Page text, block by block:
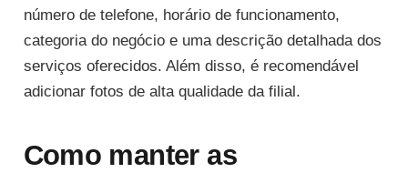
número de telefone, horário de funcionamento,
categoria do negócio e uma descrição detalhada dos
serviços oferecidos. Além disso, é recomendável
adicionar fotos de alta qualidade da filial.
Como manter as